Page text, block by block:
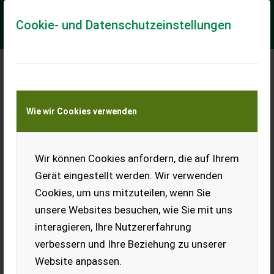
Cookie- und Datenschutzeinstellungen
Wie wir Cookies verwenden
Wir können Cookies anfordern, die auf Ihrem
Gerät eingestellt werden. Wir verwenden
Cookies, um uns mitzuteilen, wenn Sie
unsere Websites besuchen, wie Sie mit uns
interagieren, Ihre Nutzererfahrung
verbessern und Ihre Beziehung zu unserer
Website anpassen.
Meine Transportkostenanfrage
Transport von Land- und Baumaschinen –
KEINE Tiertransporte
Motocross, Enduro
Motorräder, Motocross,
Enduro. Bj. und Zustand egal.
EUR 0